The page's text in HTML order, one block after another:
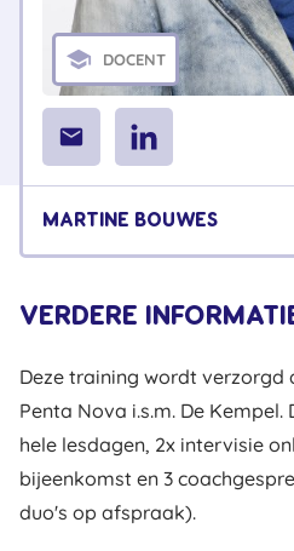
school DOCENT
email
MARTINE BOUWES
VERDERE
Deze training wordt verzorgd
Penta Nova i.s.m. De
hele lesdagen, 2x intervisie
bijeenkomst en 3
duo's op afspraak).